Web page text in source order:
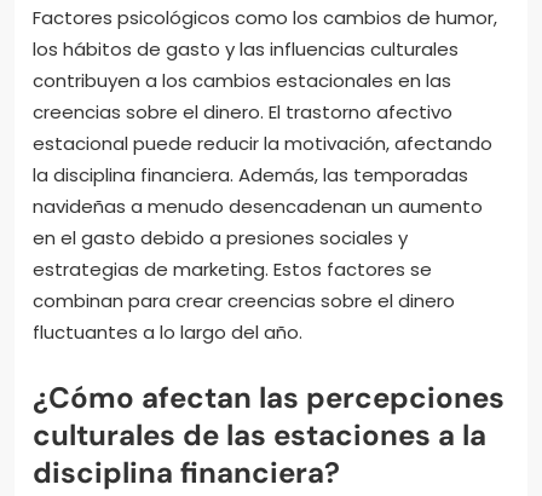
Factores psicológicos como los cambios de humor,
los hábitos de gasto y las influencias culturales
contribuyen a los cambios estacionales en las
creencias sobre el dinero. El trastorno afectivo
estacional puede reducir la motivación, afectando
la disciplina financiera. Además, las temporadas
navideñas a menudo desencadenan un aumento
en el gasto debido a presiones sociales y
estrategias de marketing. Estos factores se
combinan para crear creencias sobre el dinero
fluctuantes a lo largo del año.
¿Cómo afectan las percepciones
culturales de las estaciones a la
disciplina financiera?